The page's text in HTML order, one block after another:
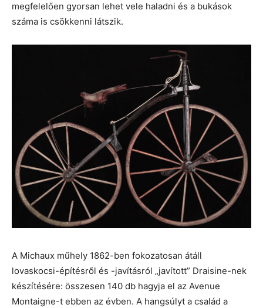
megfelelően gyorsan lehet vele haladni és a bukások
száma is csökkenni látszik.
A Michaux műhely 1862-ben fokozatosan átáll
lovaskocsi-építésről és -javításról „javított” Draisine-nek
készítésére: összesen 140 db hagyja el az Avenue
Montaigne-t ebben az évben. A hangsúlyt a család a